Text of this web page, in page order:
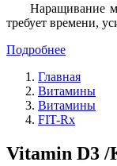
Наращивание
требует времени,
Подробнее
Главная
Витамины
Витамины
FIT-Rx
Vitamin D3 /